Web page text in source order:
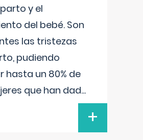
y el
del bebé. Son
las tristezas
pudiendo
hasta un 80% de
que han dad...
+